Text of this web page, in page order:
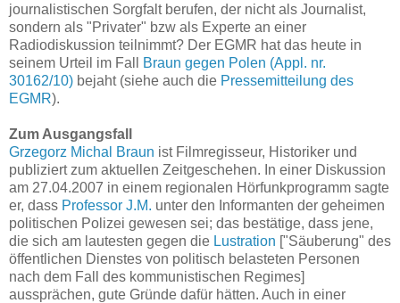
journalistischen Sorgfalt berufen, der nicht als Journalist,
sondern als "Privater" bzw als Experte an einer
Radiodiskussion teilnimmt? Der EGMR hat das heute in
seinem Urteil im Fall
Braun gegen Polen (Appl. nr.
30162/10) bejaht (siehe auch die Pressemitteilung des
EGMR).
Zum Ausgangsfall
Grzegorz Michal Braun ist Filmregisseur, Historiker und
publiziert zum aktuellen Zeitgeschehen. In einer Diskussion
am 27.04.2007 in einem regionalen Hörfunkprogramm sagte
er, dass Professor J.M. unter den Informanten der geheimen
politischen Polizei gewesen sei; das bestätige, dass jene,
die sich am lautesten gegen die Lustration ["Säuberung" des
öffentlichen Dienstes von politisch belasteten Personen
nach dem Fall des kommunistischen Regimes]
aussprächen, gute Gründe dafür hätten. Auch in einer